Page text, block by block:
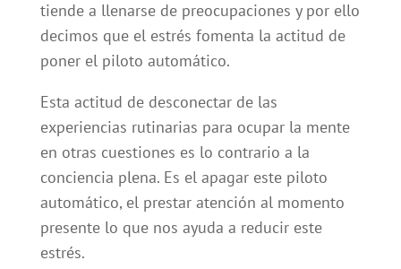
tiende a llenarse de preocupaciones y por ello
decimos que el estrés fomenta la actitud de
poner el piloto automático.
Esta actitud de desconectar de las
experiencias rutinarias para ocupar la mente
en otras cuestiones es lo contrario a la
conciencia plena. Es el apagar este piloto
automático, el prestar atención al momento
presente lo que nos ayuda a reducir este
estrés.